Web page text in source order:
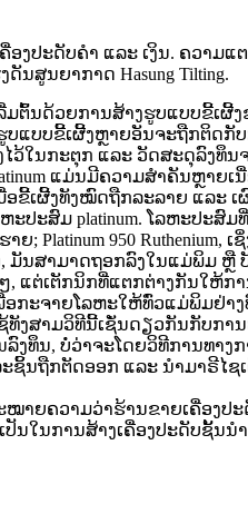
ງປະດັບຄຳ ແລະ ເງິນ. ຄວາມ
ນສູນຍາກາດ Hasung Tilting.
ມຕົ້ນດ້ວຍການສ້າງຮູບແບບຂີ້ເ
ຮູບແບບຂີ້ເຜີ້ງຫຼາຍອັນຈະຖືກຕິດ
ວ້ໃນກະຕຸກ ແລະ ວັດສະດຸລົງ
ແມ່ນມີຄວາມສຳຄັນຫຼາຍເນື່
ຂີ້ເຜີ້ງທັງໝົດຖືກລະລາຍ ແລະ
ສົມ platinum. ໂລຫະປະສົມທີ່
ຍ; Platinum 950
ມັນສາມາດຖອກລົງໃນແມ່ພິມ
ແຕ່ເຕັກນິກທີ່ແຕກຕ່າງກັນໃ
ເພື່ອກະຈາຍໂລຫະໃຫ້ທົ່ວແມ່
ຊ້ທັງສາມວິທີນີ້ເຊັ່ນດຽວກັນກັບ
ທຶນ, ບໍ່ວ່າຈະໂດຍວິທີການທາ
ນຖືກຕັດອອກ ແລະ ນຳມາຣີໄ
ໝາຍຄວາມວ່າຮ້ານຂາຍເຄື່ອງ
ໃນການສ້າງເຄື່ອງປະດັບຊັ້ນນ